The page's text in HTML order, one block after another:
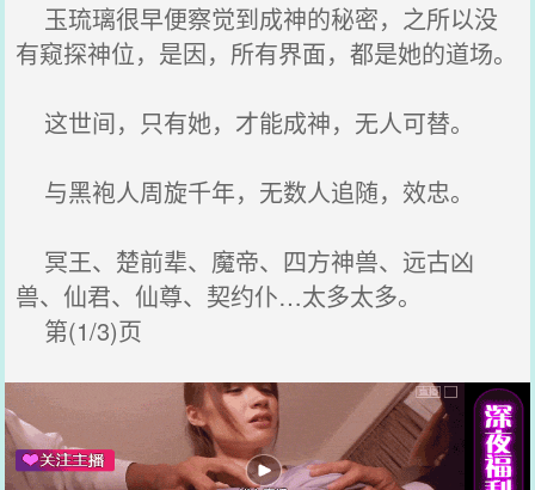
玉琉璃很早便察觉到成神的秘密，之所以没
有窥探神位，是因，所有界面，都是她的道场。
这世间，只有她，才能成神，无人可替。
与黑袍人周旋千年，无数人追随，效忠。
冥王、楚前辈、魔帝、四方神兽、远古凶
兽、仙君、仙尊、契约仆…太多太多。
第(1/3)页